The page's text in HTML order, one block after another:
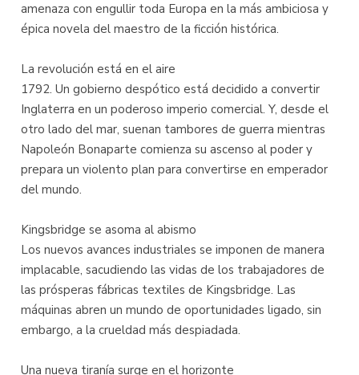
amenaza con engullir toda Europa en la más ambiciosa y
épica novela del maestro de la ficción histórica.
La revolución está en el aire
1792. Un gobierno despótico está decidido a convertir
Inglaterra en un poderoso imperio comercial. Y, desde el
otro lado del mar, suenan tambores de guerra mientras
Napoleón Bonaparte comienza su ascenso al poder y
prepara un violento plan para convertirse en emperador
del mundo.
Kingsbridge se asoma al abismo
Los nuevos avances industriales se imponen de manera
implacable, sacudiendo las vidas de los trabajadores de
las prósperas fábricas textiles de Kingsbridge. Las
máquinas abren un mundo de oportunidades ligado, sin
embargo, a la crueldad más despiadada.
Una nueva tiranía surge en el horizonte